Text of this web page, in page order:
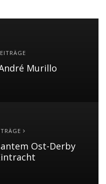
Murillo
Ost-Derby